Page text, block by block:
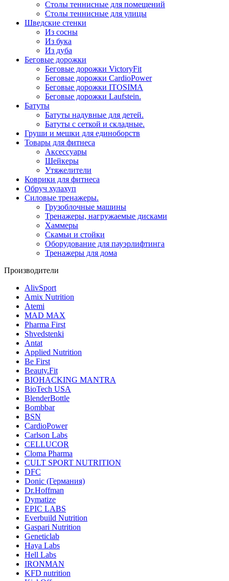
Столы теннисные для помещений
Столы теннисные для улицы
Шведские стенки
Из сосны
Из бука
Из дуба
Беговые дорожки
Беговые дорожки VictoryFit
Беговые дорожки CardioPower
Беговые дорожки ITOSIMA
Беговые дорожки Laufstein.
Батуты
Батуты надувные для детей.
Батуты с сеткой и складные.
Груши и мешки для единоборств
Товары для фитнеса
Aксессуары
Шейкеры
Утяжелители
Коврики для фитнеса
Обруч хулахуп
Силовые тренажеры.
Грузоблочные машины
Тренажеры, нагружаемые дисками
Хаммеры
Скамьи и стойки
Оборудование для пауэрлифтинга
Тренажеры для дома
Производители
AlivSport
Amix Nutrition
Atemi
MAD MAX
Pharma First
Shvedstenki
Antat
Applied Nutrition
Be First
Beauty.Fit
BIOHACKING MANTRA
BioTech USA
BlenderBottle
Bombbar
BSN
CardioPower
Carlson Labs
CELLUCOR
Cloma Pharma
CULT SPORT NUTRITION
DFC
Donic (Германия)
Dr.Hoffman
Dymatize
EPIC LABS
Everbuild Nutrition
Gaspari Nutrition
Geneticlab
Haya Labs
Hell Labs
IRONMAN
KFD nutrition